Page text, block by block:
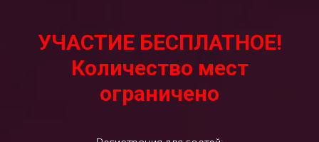
УЧАСТИЕ БЕСПЛАТНОЕ!
Количество мест
ограничено